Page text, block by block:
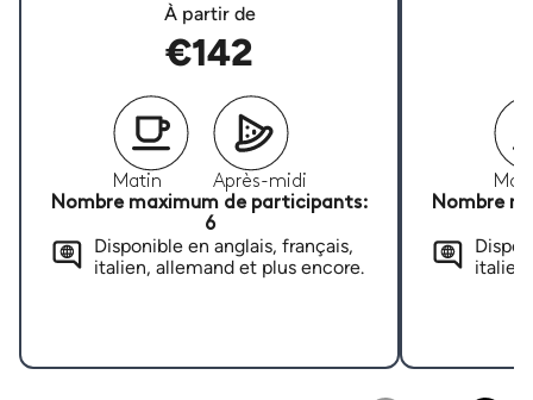
À partir de
€142
Matin
Après-midi
Nombre maximum de participants:
6
Disponible en anglais, français,
italien, allemand et plus encore.
Nombre